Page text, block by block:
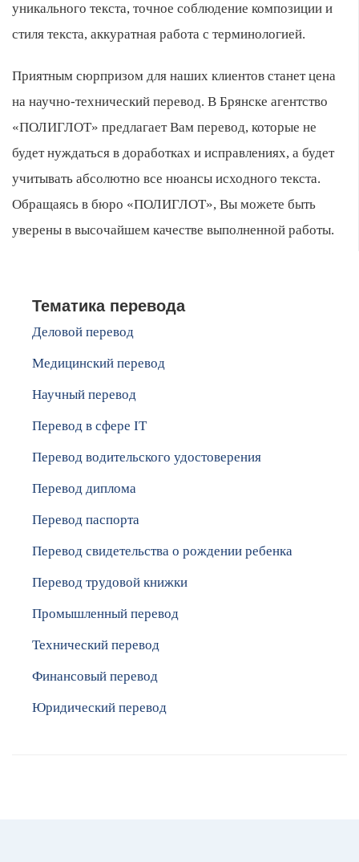
уникального текста, точное соблюдение композиции и
стиля текста, аккуратная работа с терминологией.
Приятным сюрпризом для наших клиентов станет цена
на научно-технический перевод. В Брянске агентство
«ПОЛИГЛОТ» предлагает Вам перевод, которые не
будет нуждаться в доработках и исправлениях, а будет
учитывать абсолютно все нюансы исходного текста.
Обращаясь в бюро «ПОЛИГЛОТ», Вы можете быть
уверены в высочайшем качестве выполненной работы.
Тематика перевода
Деловой перевод
Медицинский перевод
Научный перевод
Перевод в сфере IT
Перевод водительского удостоверения
Перевод диплома
Перевод паспорта
Перевод свидетельства о рождении ребенка
Перевод трудовой книжки
Промышленный перевод
Технический перевод
Финансовый перевод
Юридический перевод